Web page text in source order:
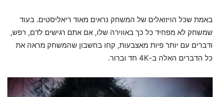
באמת שכל הויזואלים של המשחק נראים מאוד ריאליסטים. בעוד
שמשחק לא מפחיד כל כך באווירה שלו, אם אתם רגישים לדם, רפש,
ודברים עם יותר פיות מאצבעות, קחו בחשבון שהמשחק מראה את
כל הדברים האלה ב-4K חד וברור.